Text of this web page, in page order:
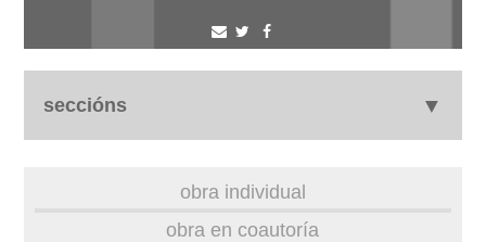
seccións
obra individual
obra en coautoría